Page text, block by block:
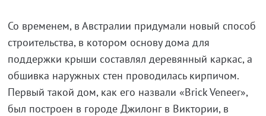
Со временем, в Австралии придумали новый способ
строительства, в котором основу дома для
поддержки крыши составлял деревянный каркас, а
обшивка наружных стен проводилась кирпичом.
Первый такой дом, как его назвали «Brick Veneer»,
был построен в городе Джилонг в Виктории, в